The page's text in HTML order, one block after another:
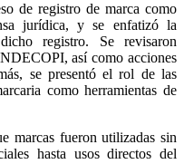
de registro de marca como
jurídica, y se enfatizó la
registro. Se revisaron
así como acciones
se presentó el rol de las
como herramientas de
marcas fueron utilizadas sin
hasta usos directos del